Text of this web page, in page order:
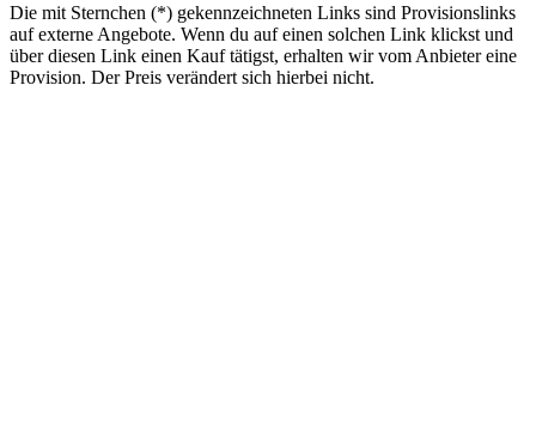
Die mit Sternchen (*) gekennzeichneten Links sind Provisionslinks
auf externe Angebote. Wenn du auf einen solchen Link klickst und
über diesen Link einen Kauf tätigst, erhalten wir vom Anbieter eine
Provision. Der Preis verändert sich hierbei nicht.